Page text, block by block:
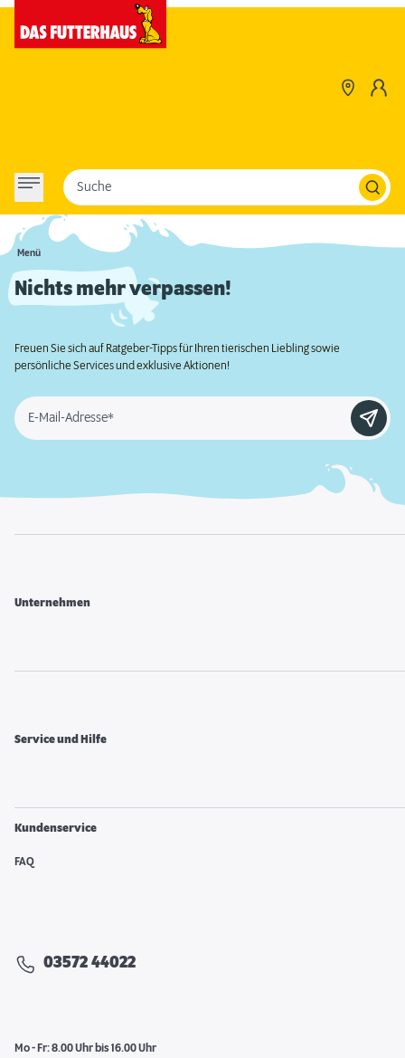
Menü
Suche
Nichts mehr verpassen!
Freuen Sie sich auf Ratgeber-Tipps für Ihren tierischen Liebling sowie
persönliche Services und exklusive Aktionen!
E-Mail-Adresse*
Unternehmen
Service und Hilfe
Kundenservice
FAQ
03572 44022
Mo - Fr: 8.00 Uhr bis 16.00 Uhr